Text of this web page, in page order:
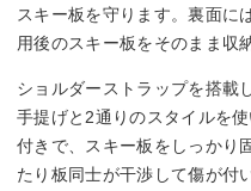
スキー板を守ります。裏面に
用後のスキー板をそのまま収
ショルダーストラップを搭載
手提げと2通りのスタイルを
付きで、スキー板をしっかり
たり板同士が干渉して傷が付